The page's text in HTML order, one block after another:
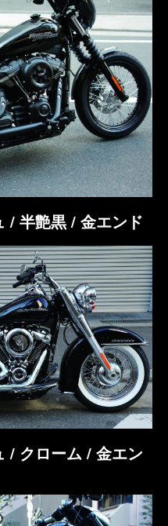
/ 半艶黒 / 金エンド
/ クローム / 金エン